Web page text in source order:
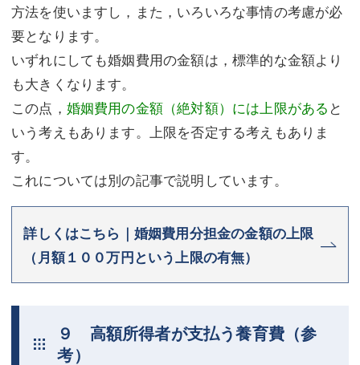
方法を使いますし，また，いろいろな事情の考慮が必
要となります。
いずれにしても婚姻費用の金額は，標準的な金額より
も大きくなります。
この点， 婚姻費用の金額（絶対額）には上限がある と
いう考えもあります。上限を否定する考えもありま
す。
これについては別の記事で説明しています。
詳しくはこちら｜婚姻費用分担金の金額の上限
（月額１００万円という上限の有無）
９ 高額所得者が支払う養育費（参
考）